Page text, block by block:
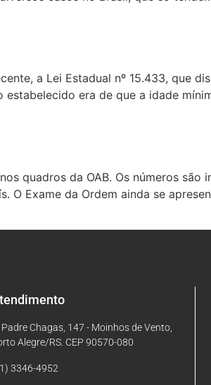
a Lei Estadual nº 15.433, que
era de que a idade
quadros da OAB. Os números são
Exame da Ordem ainda se
Padre Chagas, 147 - Moinhos de Vento,
Alegre/RS. CEP 90570-080
3346-4952